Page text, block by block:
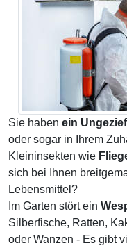
Sie haben ein
oder sogar in Ihrem
Kleininsekten wie
sich bei Ihnen
Lebensmittel?
Im Garten stört ein
Silberfische, Ratten,
oder Wanzen - Es gibt